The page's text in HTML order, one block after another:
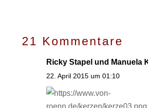
21 Kommentare
Ricky Stapel und Manuela
22. April 2015 um 01:10